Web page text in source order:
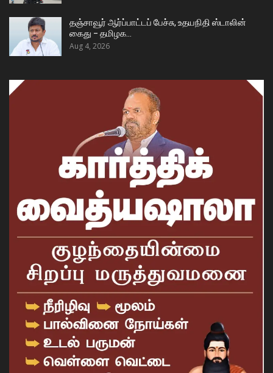
தஞ்சாவூர் ஆர்ப்பாட்டப் பேச்சு, உதயநிதி ஸ்டாலின்
கைது – தமிழக…
Aug 4, 2026